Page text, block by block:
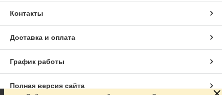
Контакты
Доставка и оплата
График работы
Полная версия сайта